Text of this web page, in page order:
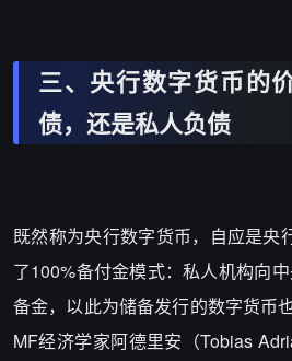
三、央行数字货币的
债，还是私人负债
既然称为央行数字货币，自应是央
了100%备付金模式：私人机构向
备金，以此为储备发行的数字货币
MF经济学家阿德里安（Tobias